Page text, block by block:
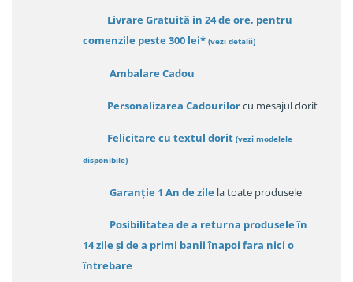
Livrare Gratuită in 24 de ore, pentru
comenzile peste 300 lei* (vezi detalii)
Ambalare Cadou
Personalizarea Cadourilorcu mesajul dorit
Felicitare cu textul dorit (vezi modelele
disponibile)
Garanție 1 An de zile la toate produsele
Posibilitatea de a returna produsele în
14 zileși de a primi banii înapoi fara nici o
întrebare